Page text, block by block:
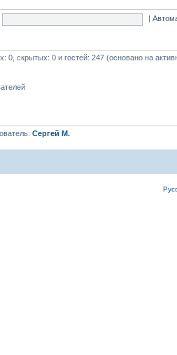
|
0, скрытых: 0 и гостей: 247 (основано на
Сергей М.